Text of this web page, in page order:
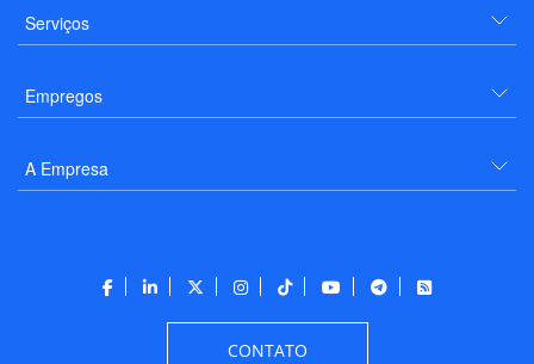
Serviços
Empregos
A Empresa
CONTATO